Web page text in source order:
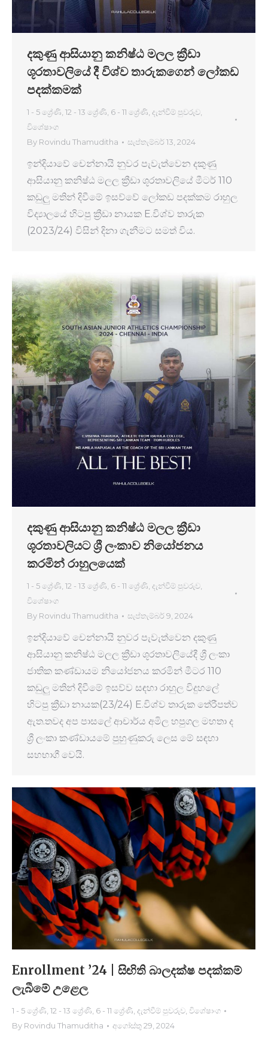
දකුණු ආසියානු කනිෂ්ඨ මලල ක්‍රීඩා
ශූරතාවලියේ දී විශ්ව තාරුකගෙන් ලෝකඩ
පදක්කමක්
1 - 5 ශ්‍රේණි 12 - 13 ශ්‍රේණි 6 - 11 ශ්‍රේණි දැන්වීම් පුවරුව
විශේෂාංග
By Rovindu Thamuditha සැප්තැම්බර් 13, 2024
ඉන්දියාවේ චෙන්නායි නුවර පැවැත්වෙන දකුණු
ආසියානු කනිෂ්ඨ මලල ක්‍රීඩා ශූරතාවලියේ මීටර් 110
කඩුලු මතින් දිවීමේ ඉසව්වේ ලෝකඩ පදක්කම රාහුල
විද්‍යාලයේ හිටපු ක්‍රීඩා නායක E.විශ්ව තාරුක
(2023/24) විසින් දිනා ගැනීමට සමත් විය.
දකුණු ආසියානු කනිෂ්ඨ මලල ක්‍රීඩා
ශූරතාවලියට ශ්‍රී ලංකාව නියෝජනය
කරමින් රාහුලයෙක්
1 - 5 ශ්‍රේණි 12 - 13 ශ්‍රේණි 6 - 11 ශ්‍රේණි දැන්වීම් පුවරුව
විශේෂාංග
By Rovindu Thamuditha සැප්තැම්බර් 9, 2024
ඉන්දියාවේ චෙන්නායි නුවර පැවැත්වෙන දකුණු
ආසියානු කනිෂ්ඨ මලල ක්‍රීඩා ශූරතාවලියේදී ශ්‍රී ලංකා
ජාතික කණ්ඩායම නියෝජනය කරමින් මීටර 110
කඩුලු මතින් දිවීමේ ඉසව්ව සඳහා රාහුල විදුහලේ
හිටපු ක්‍රීඩා නායක(23/24) E.විශ්ව තාරුක තේරීපත්ව
ඇත.තවද අප පාසලේ ආචාර්ය අමිල හපුගල මහතා ද
ශ්‍රී ලංකා කණ්ඩායමේ පුහුණුකරු ලෙස මේ සඳහා
සහභාගී වෙයි.
Enrollment ’24 | සිඟිති බාලදක්ෂ පදක්කම්
ලැබීමේ උළෙල
1 - 5 ශ්‍රේණි 12 - 13 ශ්‍රේණි 6 - 11 ශ්‍රේණි දැන්වීම් පුවරුව විශේෂාංග
By Rovindu Thamuditha අගෝස්තු 29, 2024